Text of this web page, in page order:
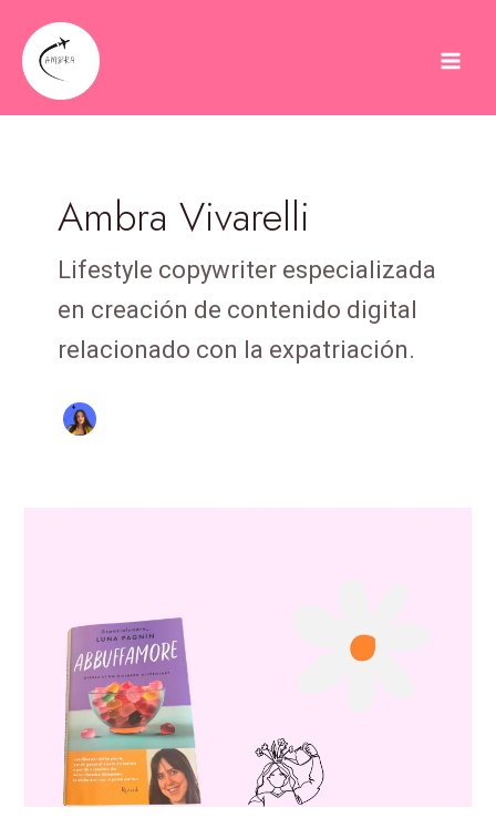
contenuto
Ambra Vivarelli
Lifestyle copywriter especializada
en creación de contenido digital
relacionado con la expatriación.
contribuire
sviluppo
disturbi
alimentari